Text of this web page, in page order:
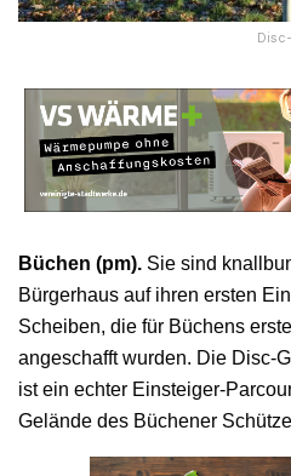
Büchen (pm). Sie sind
Bürgerhaus auf ihren ersten
Scheiben, die für Büchens
angeschafft wurden. Die Disc-
ist ein echter Einsteiger-
Gelände des Büchener